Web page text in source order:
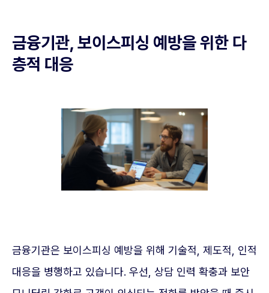
금융기관, 보이스피싱 예방을 위한 다
층적 대응
금융기관은 보이스피싱 예방을 위해 기술적, 제도적, 인적
대응을 병행하고 있습니다. 우선, 상담 인력 확충과 보안